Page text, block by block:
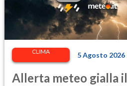
CLIMA 5 Agosto 2026
Allerta meteo gialla